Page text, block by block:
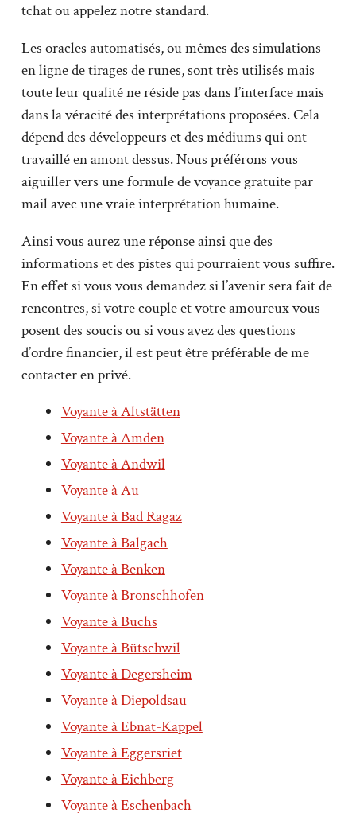
tchat ou appelez notre standard.
Les oracles automatisés, ou mêmes des simulations
en ligne de tirages de runes, sont très utilisés mais
toute leur qualité ne réside pas dans l’interface mais
dans la véracité des interprétations proposées. Cela
dépend des développeurs et des médiums qui ont
travaillé en amont dessus. Nous préférons vous
aiguiller vers une formule de voyance gratuite par
mail avec une vraie interprétation humaine.
Ainsi vous aurez une réponse ainsi que des
informations et des pistes qui pourraient vous suffire.
En effet si vous vous demandez si l’avenir sera fait de
rencontres, si votre couple et votre amoureux vous
posent des soucis ou si vous avez des questions
d’ordre financier, il est peut être préférable de me
contacter en privé.
Voyante à Altstätten
Voyante à Amden
Voyante à Andwil
Voyante à Au
Voyante à Bad Ragaz
Voyante à Balgach
Voyante à Benken
Voyante à Bronschhofen
Voyante à Buchs
Voyante à Bütschwil
Voyante à Degersheim
Voyante à Diepoldsau
Voyante à Ebnat-Kappel
Voyante à Eggersriet
Voyante à Eichberg
Voyante à Eschenbach